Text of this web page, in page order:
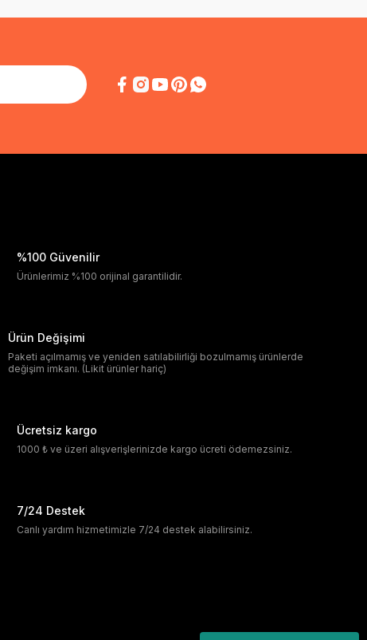
%100 Güvenilir
Ürünlerimiz %100 orijinal garantilidir.
Ürün Değişimi
Paketi açılmamış ve yeniden satılabilirliği bozulmamış ürünlerde
değişim imkanı. (Likit ürünler hariç)
Ücretsiz kargo
1000 ₺ ve üzeri alışverişlerinizde kargo ücreti ödemezsiniz.
7/24 Destek
Canlı yardım hizmetimizle 7/24 destek alabilirsiniz.